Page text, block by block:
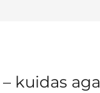
kuidas aga